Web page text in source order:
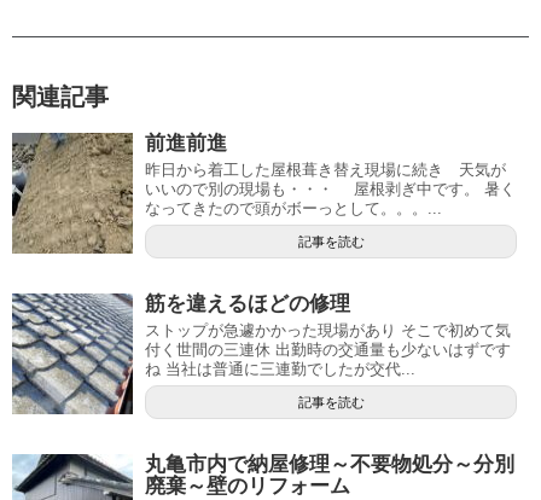
関連記事
前進前進
昨日から着工した屋根葺き替え現場に続き 天気が
いいので別の現場も・・・ 屋根剥ぎ中です。 暑く
なってきたので頭がボーっとして。。。...
記事を読む
筋を違えるほどの修理
ストップが急遽かかった現場があり そこで初めて気
付く世間の三連休 出勤時の交通量も少ないはずです
ね 当社は普通に三連勤でしたが交代...
記事を読む
丸亀市内で納屋修理～不要物処分～分別
廃棄～壁のリフォーム